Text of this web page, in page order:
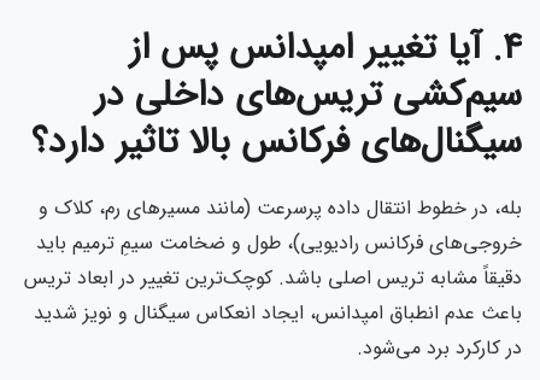
۴. آیا تغییر امپدانس پس از
سیم‌کشی تریس‌های داخلی در
سیگنال‌های فرکانس بالا تاثیر دارد؟
بله، در خطوط انتقال داده پرسرعت (مانند مسیرهای رم، کلاک و
خروجی‌های فرکانس رادیویی)، طول و ضخامت سیمِ ترمیم باید
دقیقاً مشابه تریس اصلی باشد. کوچک‌ترین تغییر در ابعاد تریس
باعث عدم انطباق امپدانس، ایجاد انعکاس سیگنال و نویز شدید
در کارکرد برد می‌شود.